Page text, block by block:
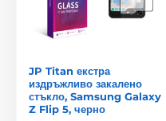
JP Titan екстра
издръжливо закалено
стъкло, Samsung Galaxy
Z Flip 5, черно